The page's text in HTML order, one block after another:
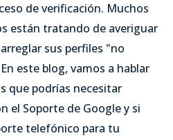
de verificación. Muchos
están tratando de averiguar
sus perfiles "no
En este blog, vamos a hablar
que podrías necesitar
el Soporte de Google y si
telefónico para tu